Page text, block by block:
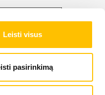
Leisti visus
pasirinkimą